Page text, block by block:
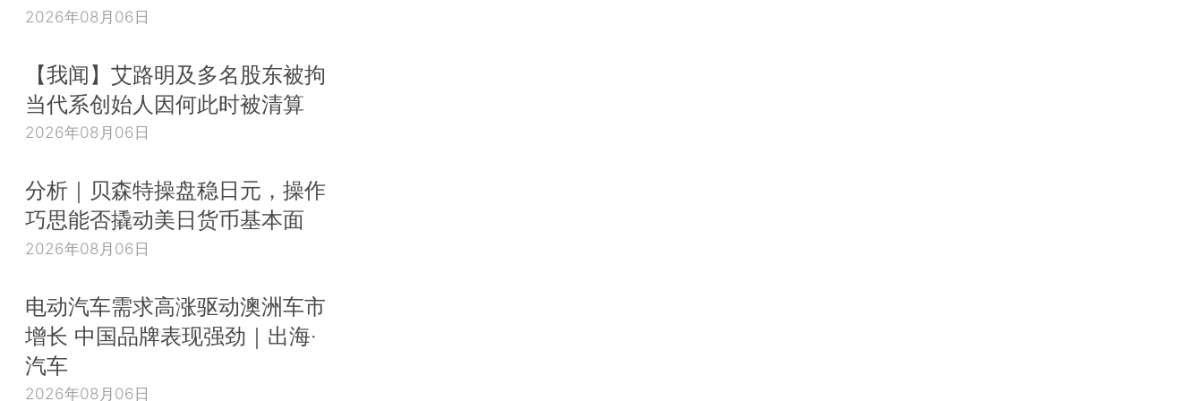
2026年08月06日
【我闻】艾路明及多名股东被拘
当代系创始人因何此时被清算
2026年08月06日
分析｜贝森特操盘稳日元，操作
巧思能否撬动美日货币基本面
2026年08月06日
电动汽车需求高涨驱动澳洲车市
增长 中国品牌表现强劲｜出海·
汽车
2026年08月06日